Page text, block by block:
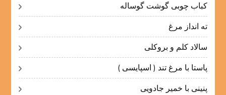
کباب چوبی گوشت گوساله
ته انداز مرغ
سالاد کلم و بروکلی
پاستا با مرغ تند ( اسپایسی )
پنینی با خمیر جادویی